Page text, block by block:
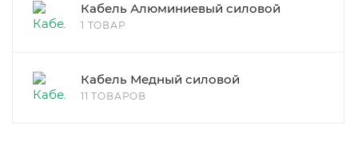
Кабель Алюминиевый силовой
1 ТОВАР
Кабель Медный силовой
11 ТОВАРОВ